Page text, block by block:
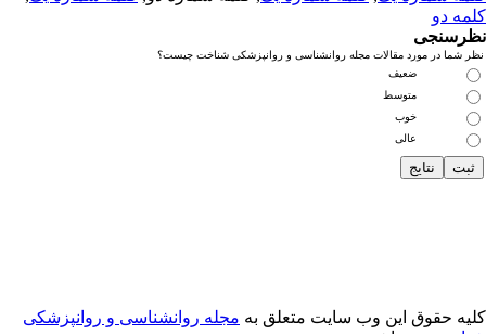
دو
شما در مورد مقالات مجله روانشناسی و روانپزشکی شناخت چیست؟
ضعیف
متوسط
خوب
عالی
حقوق این وب سایت متعلق بهمجله روانشناسی و روانپزشکی